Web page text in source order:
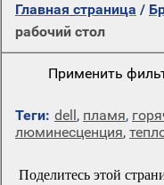
Главная страница /
рабочий стол
Применить
Теги: dell, пламя,
люминесценция,